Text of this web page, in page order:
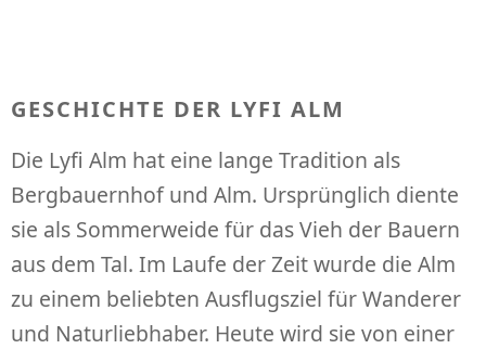
GESCHICHTE DER LYFI ALM
Die Lyfi Alm hat eine lange Tradition als
Bergbauernhof und Alm. Ursprünglich diente
sie als Sommerweide für das Vieh der Bauern
aus dem Tal. Im Laufe der Zeit wurde die Alm
zu einem beliebten Ausflugsziel für Wanderer
und Naturliebhaber. Heute wird sie von einer